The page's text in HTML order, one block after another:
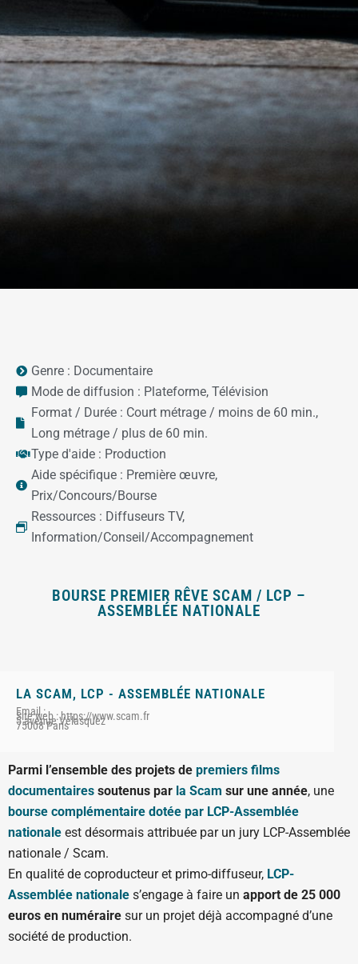
Genre : Documentaire
Mode de diffusion : Plateforme, Télévision
Format / Durée : Court métrage / moins de 60 min.,
Long métrage / plus de 60 min.
Type d'aide : Production
Aide spécifique : Première œuvre,
Prix/Concours/Bourse
Ressources : Diffuseurs TV,
Information/Conseil/Accompagnement
BOURSE PREMIER RÊVE SCAM / LCP –
ASSEMBLÉE NATIONALE
LA SCAM, LCP - ASSEMBLÉE NATIONALE
Email :
Site web : https://www.scam.fr
5 avenue Vélasquez
75008 Paris
Parmi l’ensemble des projets de premiers films
documentaires soutenus par la Scam sur une année, une
bourse complémentaire dotée par LCP-Assemblée
nationale est désormais attribuée par un jury LCP-Assemblée
nationale / Scam.
En qualité de coproducteur et primo-diffuseur, LCP-
Assemblée nationale s’engage à faire un apport de 25 000
euros en numéraire sur un projet déjà accompagné d’une
société de production.